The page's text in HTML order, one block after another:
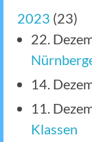
2023 (23)
22.
14.
11.
Klassen